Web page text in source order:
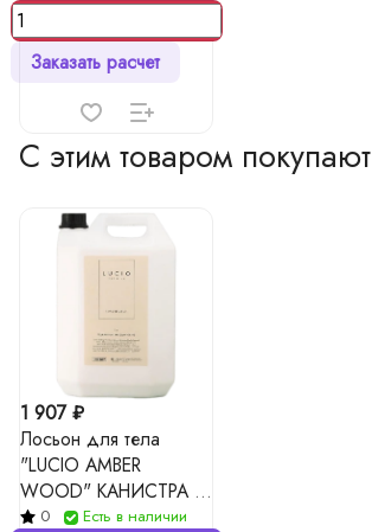
Заказать расчет
С этим товаром покупают
1 907 ₽
Лосьон для тела
"LUCIO AMBER
WOOD" КАНИСТРА 5
л 0 Есть в наличии